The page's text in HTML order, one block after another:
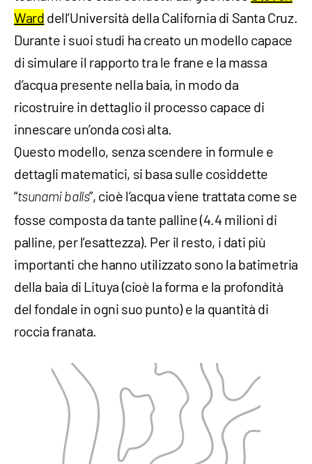
Ward dell’Università della California di Santa Cruz.
Durante i suoi studi ha creato un modello capace
di simulare il rapporto tra le frane e la massa
d’acqua presente nella baia, in modo da
ricostruire in dettaglio il processo capace di
innescare un’onda così alta.
Questo modello, senza scendere in formule e
dettagli matematici, si basa sulle cosiddette
“tsunami balls”, cioè l’acqua viene trattata come se
fosse composta da tante palline (4.4 milioni di
palline, per l’esattezza). Per il resto, i dati più
importanti che hanno utilizzato sono la batimetria
della baia di Lituya (cioè la forma e la profondità
del fondale in ogni suo punto) e la quantità di
roccia franata.